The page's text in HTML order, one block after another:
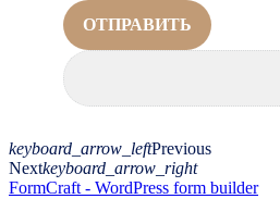
ОТПРАВИТЬ
keyboard_arrow_leftPrevious
Nextkeyboard_arrow_right
FormCraft - WordPress form builder